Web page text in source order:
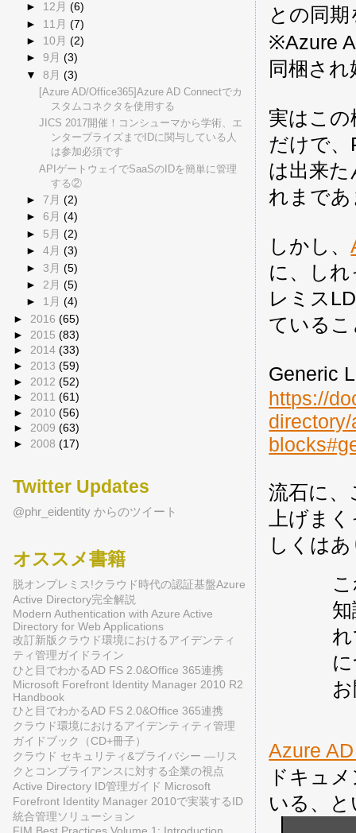
との同
※Azure
同梱さ
実はこ
だけで
は出来
れまで
しかし、
に、し
レミス
ている
Generic
https://
流石に
上げま
しくは
Azure
ドキュ
いる、
► 12月(6)
► 11月(7)
► 10月(2)
►9月(3)
▼8月(3)
[Azure AD/Office365]Azure AD Connectでカ
スタムコネクタを使用する
JICS 2017開催！コンシューマから学術、エ
ンタープライズまでIDに関与している人
は参加必須です
APIゲートウェイでSaaSのIDを簡単に管理
する②
►7月(2)
►6月(4)
► 5月(2)
►4月(3)
► 3月(5)
►2月(5)
► 1月(4)
► 2016 (65)
► 2015 (83)
► 2014 (33)
► 2013 (59)
► 2012 (52)
► 2011 (61)
► 2010 (56)
► 2009 (63)
► 2008 (17)
Twitter Updates
@phr_eidentity からのツイート
オススメ書籍
脱オンプレミス!クラウド時代の認証基盤Azure
Active Directory完全解説
Modern Authentication with Azure Active
Directory for Web Applications
改訂新版クラウド環境におけるアイデンティ
ティ管理ガイドライン
ひと目でわかるAD FS 2.0&Office 365連携
Microsoft Forefront Identity Manager 2010 R2
Handbook
ひと目でわかるAD FS 2.0&Office 365連携
クラウド環境におけるアイデンティティ管理
ガイドブック（CD+冊子）
クラウド セキュリティ&プライバシー ―リス
クとコンプライアンスに対する企業の視点
Active Directory ID管理ガイド Microsoft
Forefront Identity Manager 2010で実装するID
統合管理ソリューション